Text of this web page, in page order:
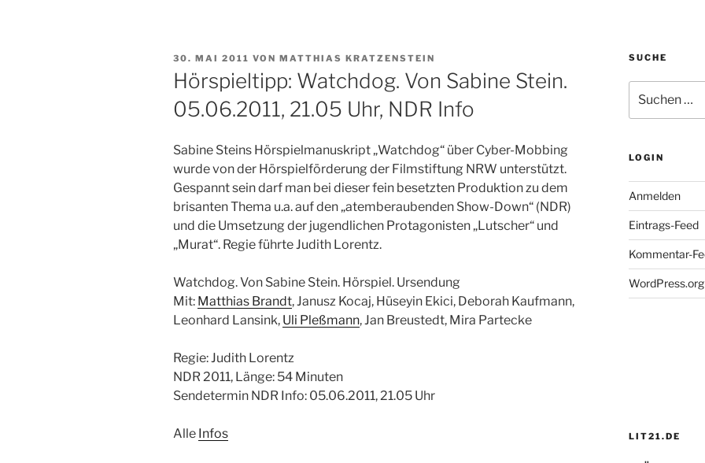
VERÖFFENTLICHT
AM
30. MAI 2011 VON MATTHIAS KRATZENSTEIN
Hörspieltipp: Watchdog. Von Sabine Stein.
05.06.2011, 21.05 Uhr, NDR Info
Sabine Steins Hörspielmanuskript „Watchdog“ über Cyber-Mobbing
wurde von der Hörspielförderung der Filmstiftung NRW unterstützt.
Gespannt sein darf man bei dieser fein besetzten Produktion zu dem
brisanten Thema u.a. auf den „atemberaubenden Show-Down“ (NDR)
und die Umsetzung der jugendlichen Protagonisten „Lutscher“ und
„Murat“. Regieführte Judith Lorentz.
Watchdog. Von Sabine Stein. Hörspiel. Ursendung
Mit: Matthias Brandt, Janusz Kocaj, Hüseyin Ekici, Deborah Kaufmann,
Leonhard Lansink, Uli Pleßmann, Jan Breustedt, Mira Partecke
Regie: Judith Lorentz
NDR 2011, Länge: 54 Minuten
Sendetermin NDR Info: 05.06.2011, 21.05 Uhr
Alle Infos
SUCHE
nach:
LOGIN
Anmelden
Eintrags-Feed
Kommentar-
WordPress.org
LIT21.DE